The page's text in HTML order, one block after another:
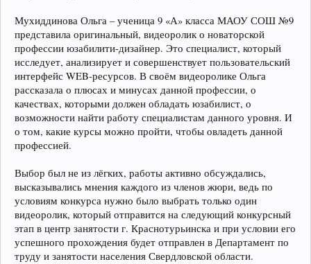
Мухиддинова Ольга – ученица 9 «А» класса МАОУ СОШ №9
представила оригинальный, видеоролик о новаторской
профессии юзабилити-дизайнер. Это специалист, который
исследует, анализирует и совершенствует пользовательский
интерфейс WEB-ресурсов. В своём видеоролике Ольга
рассказала о плюсах и минусах данной профессии, о
качествах, которыми должен обладать юзабилист, о
возможности найти работу специалистам данного уровня. И
о том, какие курсы можно пройти, чтобы овладеть данной
профессией.
Выбор был не из лёгких, работы активно обсуждались,
высказывались мнения каждого из членов жюри, ведь по
условиям конкурса нужно было выбрать только один
видеоролик, который отправится на следующий конкурсный
этап в центр занятости г. Краснотурьинска и при условии его
успешного прохождения будет отправлен в Департамент по
труду и занятости населения Свердловской области.